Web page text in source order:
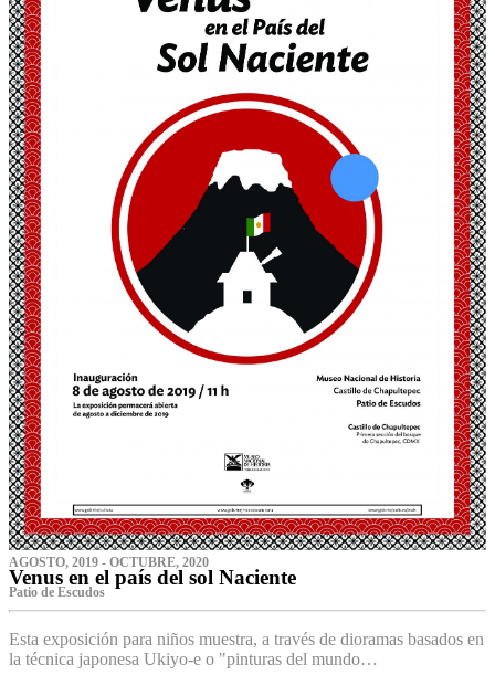
AGOSTO, 2019 - OCTUBRE, 2020
Venus en el país del sol Naciente
P‌atio de Escudos
Esta exposición para niños muestra, a través de dioramas basados en
la técnica japonesa Ukiyo-e o "pinturas del mundo…